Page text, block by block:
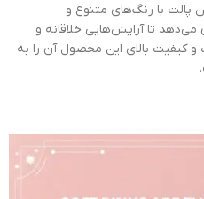
پالت با رنگ‌های متنوع و
تا آرایش‌هایی خلاقانه و
بالای این محصول آن را به